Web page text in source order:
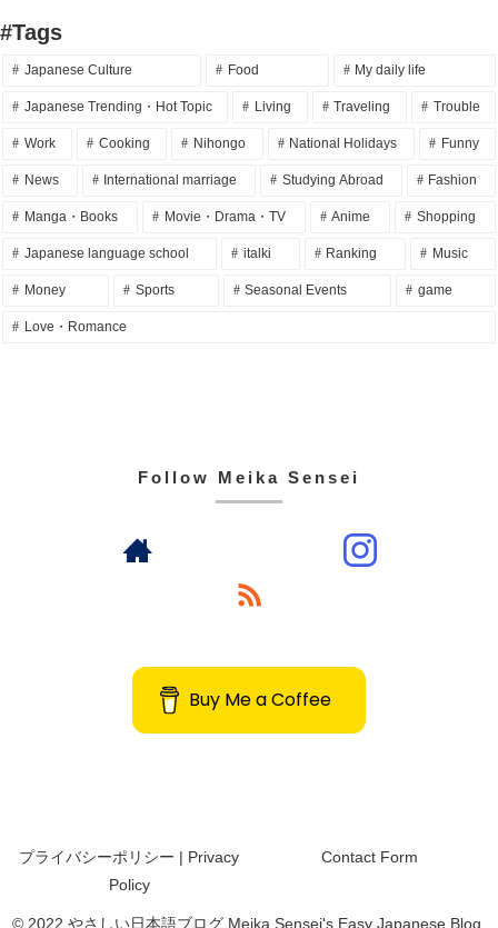
#Tags
Japanese Culture Food My daily life
Japanese Trending・Hot Topic Living Traveling Trouble
Work Cooking Nihongo National Holidays Funny
News International marriage Studying Abroad Fashion
Manga・Books Movie・Drama・TV Anime Shopping
Japanese language school italki Ranking Music
Money Sports Seasonal Events game
Love・Romance
Follow Meika Sensei
Buy Me a Coffee
プライバシーポリシー | Privacy
Policy
Contact Form
© 2022 やさしい日本語ブログ Meika Sensei's Easy Japanese Blog.